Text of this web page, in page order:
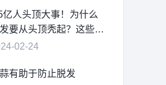
亿人头顶大事！为什么
要从头顶秃起？这些疑
一次讲清
02-24
有助于防止脱发